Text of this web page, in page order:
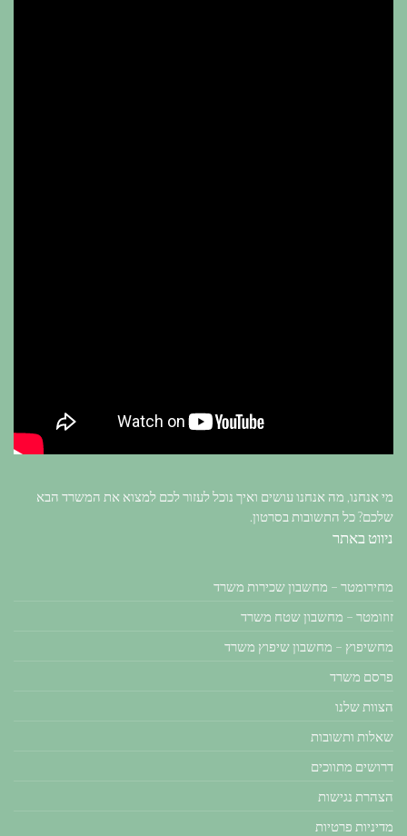
מי אנחנו, מה אנחנו עושים ואיך נוכל לעזור לכם למצוא את המשרד הבא
שלכם? כל התשובות בסרטון.
ניווט באתר
מחירומטר – מחשבון שכירות משרד
זוזומטר – מחשבון שטח משרד
מחשיפוץ – מחשבון שיפוץ משרד
פרסם משרד
הצוות שלנו
שאלות ותשובות
דרושים מתווכים
הצהרת נגישות
מדיניות פרטיות